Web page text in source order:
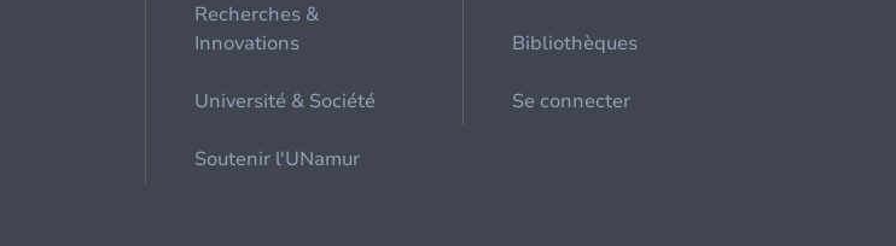
Recherches &
Innovations
Université & Société
Soutenir l'UNamur
Bibliothèques
Se connecter